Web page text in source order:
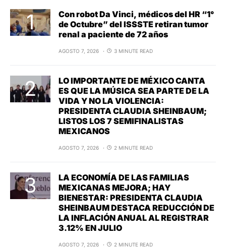
Con robot Da Vinci, médicos del HR “1°
de Octubre” del ISSSTE retiran tumor
renal a paciente de 72 años
AGOSTO 7, 2026 3 MINUTE READ
LO IMPORTANTE DE MÉXICO CANTA
ES QUE LA MÚSICA SEA PARTE DE LA
VIDA Y NO LA VIOLENCIA:
PRESIDENTA CLAUDIA SHEINBAUM;
LISTOS LOS 7 SEMIFINALISTAS
MEXICANOS
AGOSTO 7, 2026 2 MINUTE READ
LA ECONOMÍA DE LAS FAMILIAS
MEXICANAS MEJORA; HAY
BIENESTAR: PRESIDENTA CLAUDIA
SHEINBAUM DESTACA REDUCCIÓN DE
LA INFLACIÓN ANUAL AL REGISTRAR
3.12% EN JULIO
AGOSTO 7, 2026 2 MINUTE READ